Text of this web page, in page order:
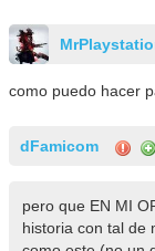
como puedo hacer
dFamicom
pero que EN MI
historia con tal de